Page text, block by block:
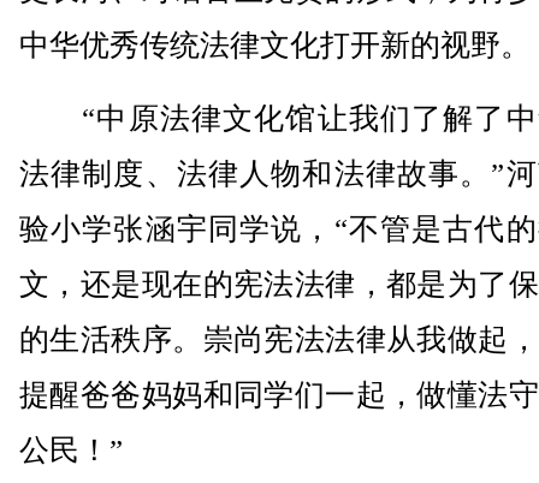
中华优秀传统法律文化打开新的视野。
“中原法律文化馆让我们了解了中
法律制度、法律人物和法律故事。”
验小学张涵宇同学说，“不管是古代
文，还是现在的宪法法律，都是为了
的生活秩序。崇尚宪法法律从我做起
提醒爸爸妈妈和同学们一起，做懂法
公民！”